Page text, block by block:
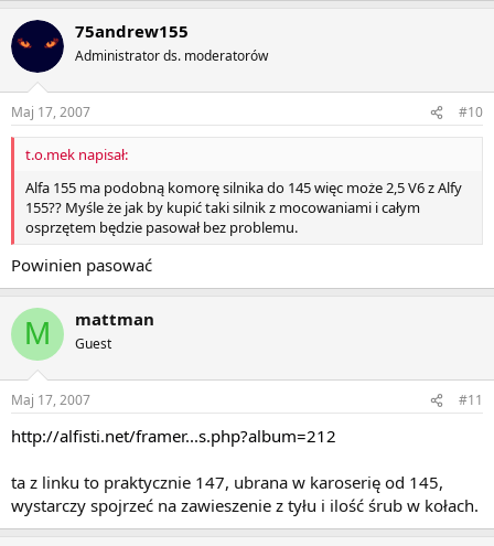
75andrew155
Administrator ds. moderatorów
Maj 17, 2007 #10
t.o.mek napisał:
Alfa 155 ma podobną komorę silnika do 145 więc może 2,5 V6 z Alfy
155?? Myśle że jak by kupić taki silnik z mocowaniami i całym
osprzętem będzie pasował bez problemu.
Powinien pasować
M mattman
Guest
Maj 17, 2007 #11
http://alfisti.net/framer...s.php?album=212
ta z linku to praktycznie 147, ubrana w karoserię od 145,
wystarczy spojrzeć na zawieszenie z tyłu i ilość śrub w kołach.